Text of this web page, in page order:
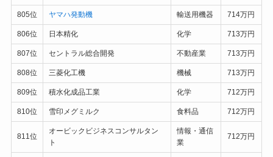
805位 ヤマハ発動機 輸送用機器 714万円
806位 日本精化 化学 713万円
807位 セントラル総合開発 不動産業 713万円
808位 三菱化工機 機械 713万円
809位 積水化成品工業 化学 712万円
810位 雪印メグミルク 食料品 712万円
811位
オービックビジネスコンサルタン
ト
情報・通信
業
712万円